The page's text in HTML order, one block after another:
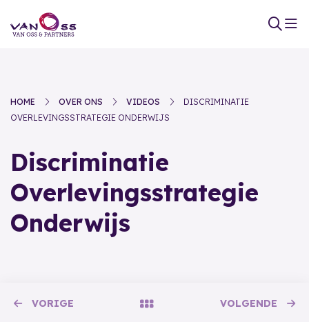
HOME OVER ONS VIDEOS
DISCRIMINATIE
OVERLEVINGSSTRATEGIE ONDERWIJS
Discriminatie
Overlevingsstrategie
Onderwijs
VORIGE VOLGENDE